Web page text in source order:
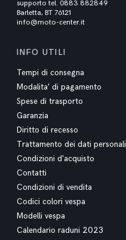
supporto tel. 0883 882849
Barletta, BT 76121
info@moto-center.it
INFO UTILI
Tempi di consegna
Modalita' di pagamento
Spese di trasporto
Garanzia
Diritto di recesso
Trattamento dei dati personali
Condizioni d'acquisto
Contatti
Condizioni di vendita
Codici colori vespa
Modelli vespa
Calendario raduni 2023